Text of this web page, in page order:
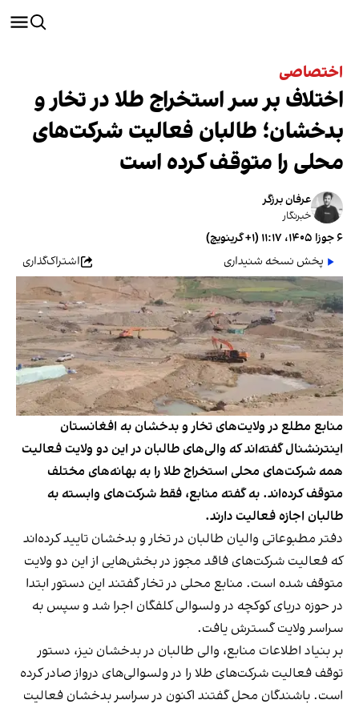
اختصاصی
اختلاف بر سر استخراج طلا در تخار و
بدخشان؛ طالبان فعالیت شرکت‌های
محلی را متوقف کرده است
عرفان برزگر
خبرنگار
۶ جوزا ۱۴۰۵، ۱۱:۱۷ (‎+۱ گرینویچ)
پخش نسخه شنیداری
اشتراک‌گذاری
منابع مطلع در ولایت‌های تخار و بدخشان به افغانستان
اینترنشنال گفته‌اند که والی‌های طالبان در این دو ولایت فعالیت
همه شرکت‌های محلی استخراج طلا را به بهانه‌های مختلف
متوقف کرده‌اند. به گفته منابع، فقط شرکت‌های وابسته به
طالبان اجازه فعالیت دارند.
دفتر مطبوعاتی والیان طالبان در تخار و بدخشان تایید کرده‌اند
که فعالیت شرکت‌های فاقد مجوز در بخش‌هایی از این دو ولایت
متوقف شده است. منابع محلی در تخار گفتند این دستور ابتدا
در حوزه دریای کوکچه در ولسوالی کلفگان اجرا شد و سپس به
سراسر ولایت گسترش یافت.
بر بنیاد اطلاعات منابع، والی طالبان در بدخشان نیز، دستور
توقف فعالیت شرکت‌های طلا را در ولسوالی‌های درواز صادر کرده
است. باشندگان محل گفتند اکنون در سراسر بدخشان فعالیت